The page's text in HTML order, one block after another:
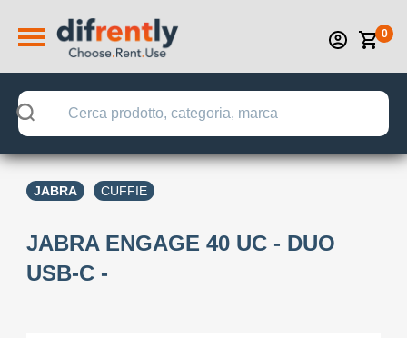
0
JABRA CUFFIE
JABRA ENGAGE 40 UC - DUO
USB-C -